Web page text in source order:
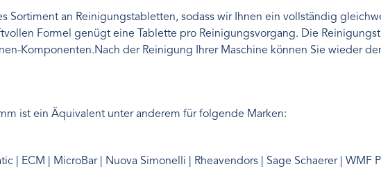
Sortiment an Reinigungstabletten, sodass wir Ihnen ein vollständig
Formel genügt eine Tablette pro Reinigungsvorgang. Die
Komponenten.Nach der Reinigung Ihrer Maschine können Sie wieder
ist ein Äquivalent unter anderem für folgende Marken:
| ECM | MicroBar | Nuova Simonelli | Rheavendors | Sage Schaerer | WMF